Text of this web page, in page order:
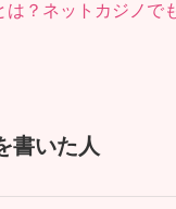
は？ネットカジノで
書いた人